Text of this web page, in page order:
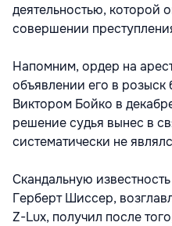
деятельностью, которой
совершении
Напомним, ордер на
объявлении его в розыск
Виктором Бойко в
решение судья вынес в
систематически не
Скандальную
Герберт Шиссер,
Z-Luх, получил после